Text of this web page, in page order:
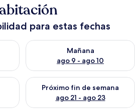
para estas fechas
hoy ago 8 - ago 9
Mañana
ago 9 - ago 10
Consulta la disponibilidad
este fin de semana ago 14 -
Próximo fin de semana
ago 21 - ago 23
Consulta la disponibilidad